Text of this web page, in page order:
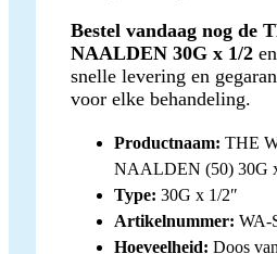
Bestel vandaag nog de
NAALDEN 30G x 1/2
snelle levering en
voor elke behandeling.
Productnaam: THE
NAALDEN (50) 30G
Type: 30G x 1/2″
Artikelnummer: WA-
Hoeveelheid: Doos